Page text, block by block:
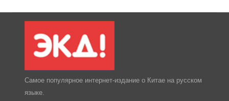
Самое популярное интернет-издание о Китае на русском
языке.